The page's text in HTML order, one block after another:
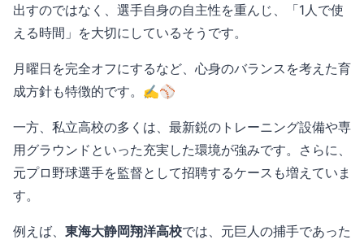
出すのではなく、選手自身の自主性を重んじ、「1人で使
える時間」を大切にしているそうです。
月曜日を完全オフにするなど、心身のバランスを考えた育
成方針も特徴的です。✍️⚾️
一方、私立高校の多くは、最新鋭のトレーニング設備や専
用グラウンドといった充実した環境が強みです。さらに、
元プロ野球選手を監督として招聘するケースも増えていま
す。
例えば、 東海大静岡翔洋高校では、元巨人の捕手であった